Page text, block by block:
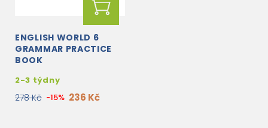
ENGLISH WORLD 6
GRAMMAR PRACTICE
BOOK
2-3 týdny
278 Kč -15% 236 Kč